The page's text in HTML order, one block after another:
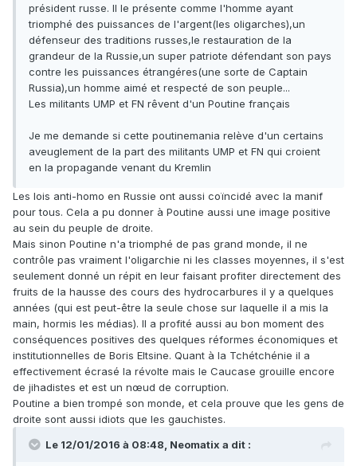
président russe. Il le présente comme l'homme ayant
triomphé des puissances de l'argent(les oligarches),un
défenseur des traditions russes,le restauration de la
grandeur de la Russie,un super patriote défendant son pays
contre les puissances étrangéres(une sorte de Captain
Russia),un homme aimé et respecté de son peuple...
Les militants UMP et FN rêvent d'un Poutine français
Je me demande si cette poutinemania relève d'un certains
aveuglement de la part des militants UMP et FN qui croient
en la propagande venant du Kremlin
Les lois anti-homo en Russie ont aussi coïncidé avec la manif
pour tous. Cela a pu donner à Poutine aussi une image positive
au sein du peuple de droite.
Mais sinon Poutine n'a triomphé de pas grand monde, il ne
contrôle pas vraiment l'oligarchie ni les classes moyennes, il s'est
seulement donné un répit en leur faisant profiter directement des
fruits de la hausse des cours des hydrocarbures il y a quelques
années (qui est peut-être la seule chose sur laquelle il a mis la
main, hormis les médias). Il a profité aussi au bon moment des
conséquences positives des quelques réformes économiques et
institutionnelles de Boris Eltsine. Quant à la Tchétchénie il a
effectivement écrasé la révolte mais le Caucase grouille encore
de jihadistes et est un nœud de corruption.
Poutine a bien trompé son monde, et cela prouve que les gens de
droite sont aussi idiots que les gauchistes.
Le 12/01/2016 à 08:48, Neomatix a dit :